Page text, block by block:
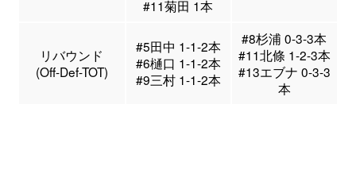
#11菊田 1本
リバウンド
(Off-Def-TOT)
#5田中 1-1-2本
#6樋口 1-1-2本
#9三村 1-1-2本
#8杉浦 0-3-3本
#11北條 1-2-3本
#13エブナ 0-3-3
本